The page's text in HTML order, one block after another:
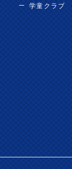
学童クラブ